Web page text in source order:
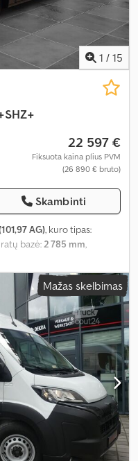
1 / 15
22 597 €
Fiksuota kaina plius PVM
(26 890 € bruto)
Skambinti
AG), kuro tipas:
ratų bazė:2 785 mm,
ilgis:4 405 mm, krovinių
aukštis: 1 837 mm, emisijos
kitas
, sėdimų vietų
ilgis:1 930 mm, bendras
ABS, borto kompiuteris,
programa (ESP),
navigacijos sistema, oro
žibintai, statymo
sėdynės šildytuvas,
Mažas skelbimas